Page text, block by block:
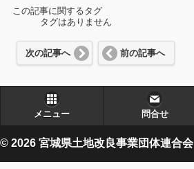
この記事に関するタグ
タグはありません
次の記事へ 前の記事へ
メニュー 問合せ
© 2026 宮城県土地改良事業団体連合会